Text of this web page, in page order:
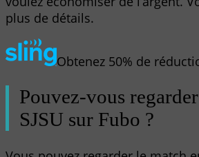
plus de détails.
Obtenez 50% de
Pouvez-vous
SJSU sur Fubo ?